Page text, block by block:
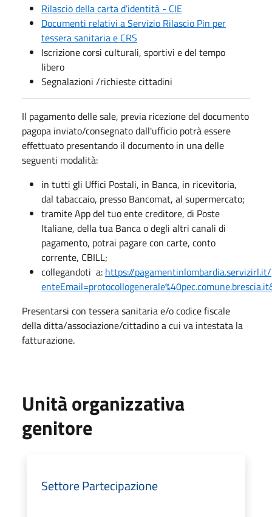
Rilascio della carta d’identità - CIE
Documenti relativi a Servizio Rilascio Pin per
tessera sanitaria e CRS
Iscrizione corsi culturali, sportivi e del tempo
libero
Segnalazioni /richieste cittadini
Il pagamento delle sale, previa ricezione del documento
pagopa inviato/consegnato dall'ufficio potrà essere
effettuato presentando il documento in una delle
seguenti modalità:
​in tutti gli Uffici Postali, in Banca, in ricevitoria,
dal tabaccaio, presso Bancomat, al supermercato;
tramite App del tuo ente creditore, di Poste
Italiane, della tua Banca o degli altri canali di
pagamento, potrai pagare con carte, conto
corrente, CBILL;
collegandoti a: https://
Presentarsi con tessera sanitaria e/o codice fiscale
della ditta/associazione/cittadino a cui va intestata la
fatturazione.
Unità organizzativa
genitore
Settore Partecipazione